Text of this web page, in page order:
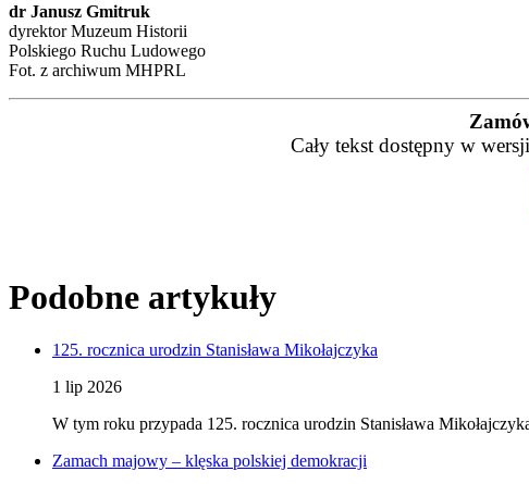
dr Janusz Gmitruk
dyrektor Muzeum Historii
Polskiego Ruchu Ludowego
Fot. z archiwum MHPRL
Cały tekst dostępny w
Podobne artykuły
125. rocznica urodzin Stanisława Mikołajczyka
1 lip 2026
W tym roku przypada 125. rocznica urodzin Stanisława
Zamach majowy – klęska polskiej demokracji